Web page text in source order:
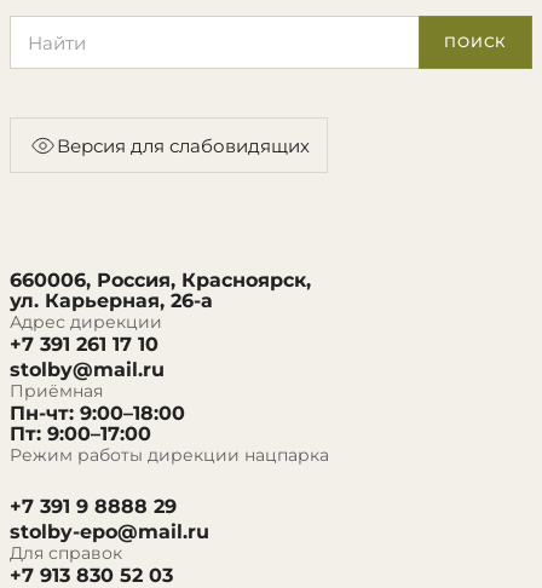
ПОИСК
Версия для слабовидящих
660006, Россия, Красноярск,
ул. Карьерная, 26-а
Адрес дирекции
+7 391 261 17 10
stolby@mail.ru
Приёмная
Пн-чт: 9:00–18:00
Пт: 9:00–17:00
Режим работы дирекции нацпарка
+7 391 9 8888 29
stolby-epo@mail.ru
Для справок
+7 913 830 52 03